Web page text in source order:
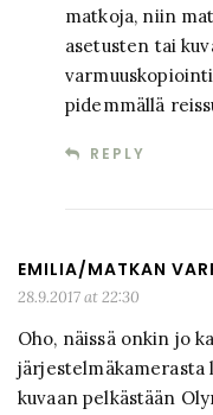
matkoja, niin
asetusten tai
pidemmällä
REPLY
EMILIA/MATKAN
28.9.2017 at 22:30
Oho, näissä onkin jo
järjestelmäkamerasta
kuvaan pelkästään